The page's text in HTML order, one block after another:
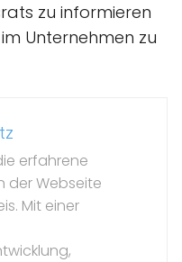
zu informieren
Unternehmen zu
erfahrene
der Webseite
Mit einer